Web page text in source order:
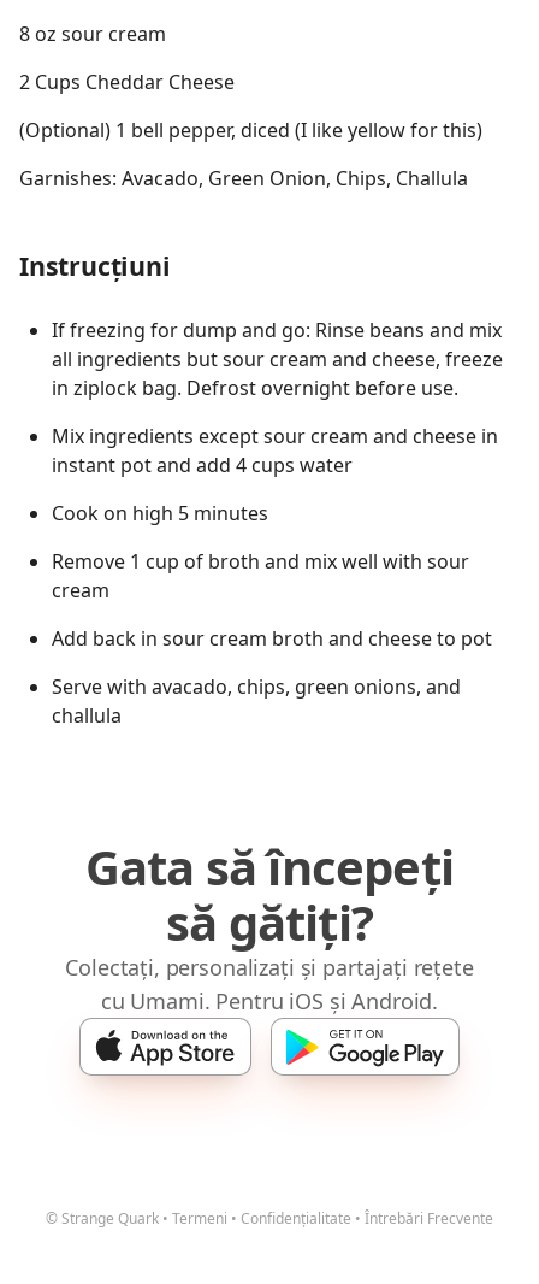
8 oz sour cream
2 Cups Cheddar Cheese
(Optional) 1 bell pepper, diced (I like yellow for this)
Garnishes: Avacado, Green Onion, Chips, Challula
Instrucțiuni
If freezing for dump and go: Rinse beans and mix
all ingredients but sour cream and cheese, freeze
in ziplock bag. Defrost overnight before use.
Mix ingredients except sour cream and cheese in
instant pot and add 4 cups water
Cook on high 5 minutes
Remove 1 cup of broth and mix well with sour
cream
Add back in sour cream broth and cheese to pot
Serve with avacado, chips, green onions, and
challula
Gata să începeți
să gătiți?
Colectați, personalizați și partajați rețete
cu Umami. Pentru iOS și Android.
© Strange Quark • Termeni • Confidențialitate • Întrebări Frecvente